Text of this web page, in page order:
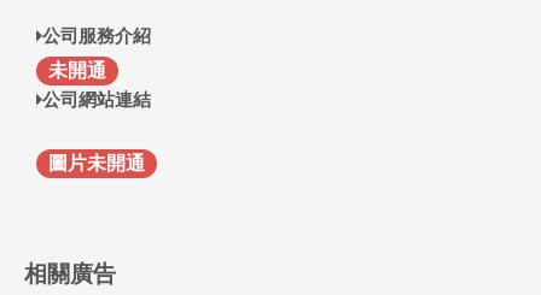
公司服務介紹
未開通
公司網站連結
圖片未開通
相關廣告